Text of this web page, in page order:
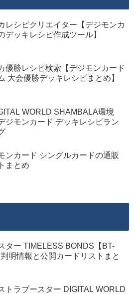
レシピクリエイター【デジモンカ
デッキレシピ作成ツール】
優勝レシピ検索【デジモンカード
大会優勝デッキレシピまとめ】
WORLD SHAMBALA環境
ジモンカード デッキレシピラン
ンカード シングルカードの通販
まとめ
ター TIMELESS BONDS【BT-
明情報と公開カードリストまと
トラブースター DIGITAL WORLD